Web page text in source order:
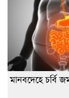
মানবদেহে চর্বি